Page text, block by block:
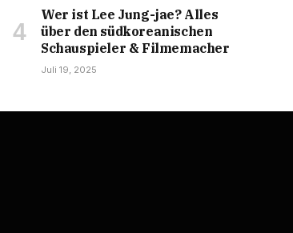
Wer ist Lee Jung-jae? Alles
über den südkoreanischen
Schauspieler & Filmemacher
Juli 19, 2025